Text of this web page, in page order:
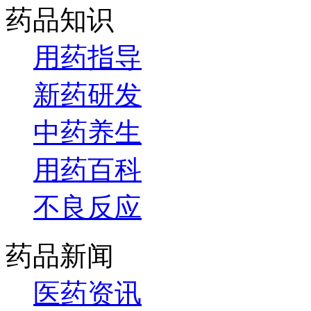
药品知识
用药指导
新药研发
中药养生
用药百科
不良反应
药品新闻
医药资讯